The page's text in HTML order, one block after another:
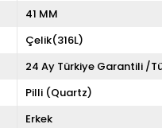
41 MM
Çelik(316L)
24 Ay Türkiye Garantili /
Pilli (Quartz)
Erkek